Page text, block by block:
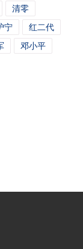
清零
宁
红二代
邓小平